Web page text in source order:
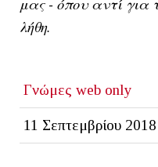
λήθη.
Γνώμες web only
11 Σεπτεμβρίου 2018